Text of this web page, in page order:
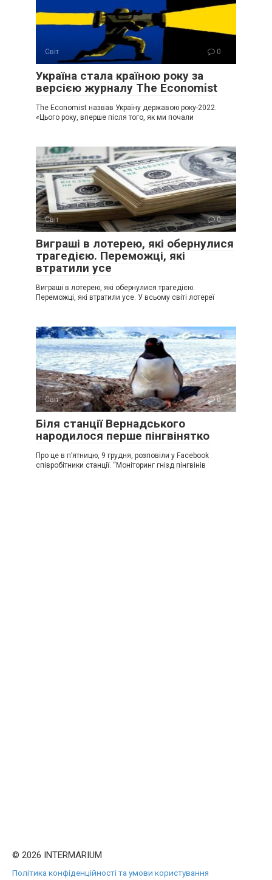
Світ 0
Україна стала країною року за
версією журналу The Economist
The Economist назвав Україну державою року-2022.
«Цього року, вперше після того, як ми почали
Світ 0
Виграші в лотерею, які обернулися
трагедією. Переможці, які
втратили усе
Виграші в лотерею, які обернулися трагедією.
Переможці, які втратили усе. У всьому світі лотереї
Світ 0
Біля станції Вернадського
народилося перше пінгвінятко
Про це в п’ятницю, 9 грудня, розповіли у Facebook
співробітники станції. “Моніторинг гнізд пінгвінів
© 2026 INTERMARIUM
Політика конфіденційності та умови користування